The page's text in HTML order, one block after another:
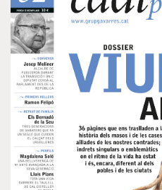
ferroviàries. Ni tampoc d’un altre
Visualitza un resum d’aquest